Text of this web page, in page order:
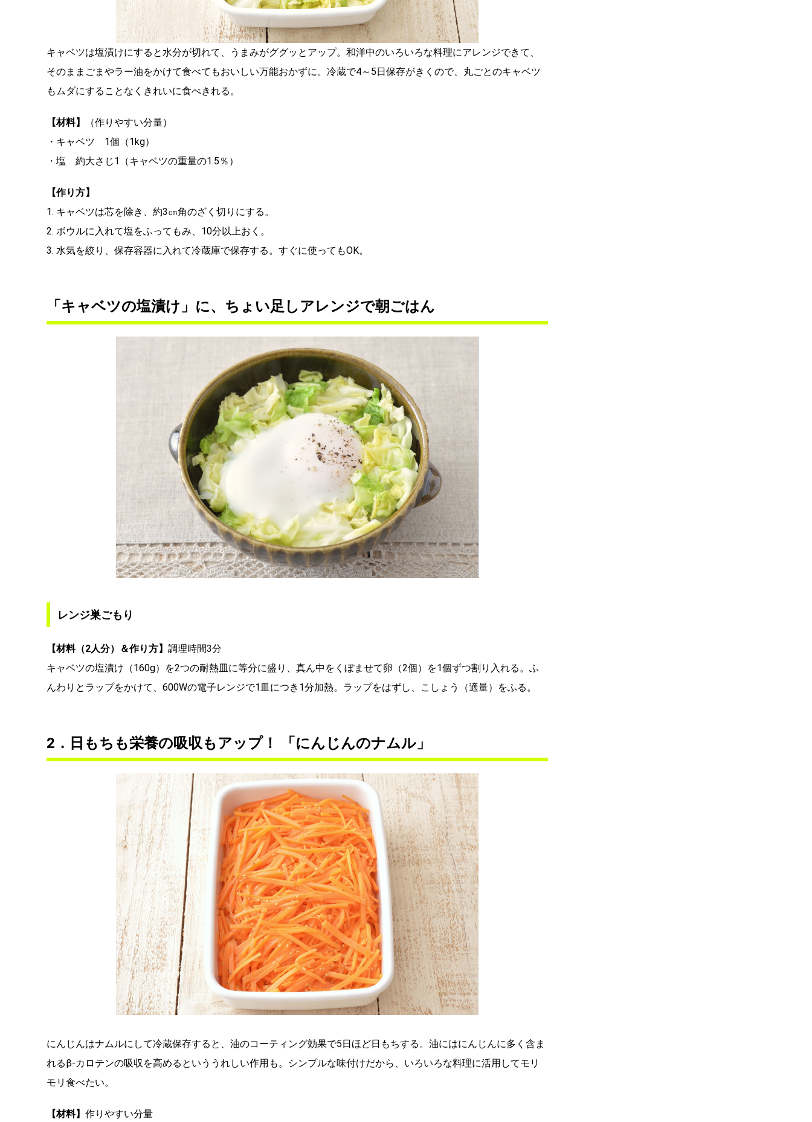
キャベツは塩漬けにすると水分が切れて、うまみがググッとアップ。和洋中のいろいろな料理にアレンジできて、
そのままごまやラー油をかけて食べてもおいしい万能おかずに。冷蔵で4～5日保存がきくので、丸ごとのキャベツ
もムダにすることなくきれいに食べきれる。
【材料】
（作りやすい分量）
・キャベツ 1個（1kg）
・塩 約大さじ1（キャベツの重量の1.5％）
【作り方】
1. キャベツは芯を除き、約3㎝角のざく切りにする。
2. ボウルに入れて塩をふってもみ、10分以上おく。
3. 水気を絞り、保存容器に入れて冷蔵庫で保存する。すぐに使ってもOK。
「キャベツの塩漬け」に、 ちょい足しアレンジで朝ごはん
レンジ巣ごもり
【材料（2人分）＆作り方】 調理時間3分
キャベツの塩漬け（160g）を2つの耐熱皿に等分に盛り、真ん中をくぼませて卵（2個）を1個ずつ割り入れる。ふ
んわりとラップをかけて、600Wの電子レンジで1皿につき1分加熱。ラップをはずし、こしょう（適量）をふる。
2．日もちも栄養の吸収もアップ！ 「にんじんのナムル」
にんじんはナムルにして冷蔵保存すると、油のコーティング効果で5日ほど日もちする。油にはにんじんに多く含ま
れるβ-カロテンの吸収を高めるといううれしい作用も。シンプルな味付けだから、いろいろな料理に活用してモリ
モリ食べたい。
【材料】 作りやすい分量